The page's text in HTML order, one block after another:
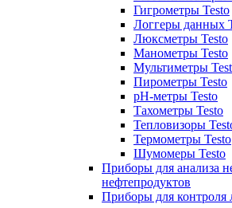
Гигрометры Testo
Логгеры данных
Люксметры Testo
Манометры Testo
Мультиметры
Пирометры Testo
pH-метры Testo
Тахометры Testo
Тепловизоры
Термометры Testo
Шумомеры Testo
Приборы для анализа
нефтепродуктов
Приборы для контроля